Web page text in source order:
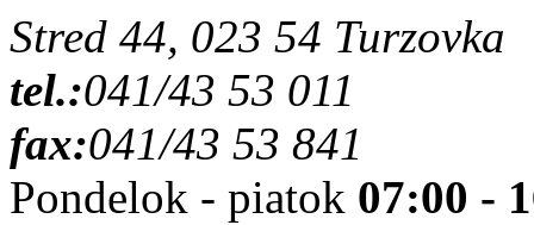
Stred 44, 023 54 Turzovka
tel.:041/43 53 011
fax:041/43 53 841
Pondelok - piatok 07:00 -